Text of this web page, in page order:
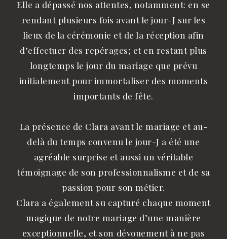
Elle a dépassé nos attentes, notamment: en se
rendant plusieurs fois avant le jour-J sur les
lieux de la cérémonie et de la réception afin
d’effectuer des repérages; et en restant plus
longtemps le jour du mariage que prévu
initialement pour immortaliser des moments
importants de fête.
La présence de Clara avant le mariage et au-
delà du temps convenu le jour-J a été une
agréable surprise et aussi un véritable
témoignage de son professionnalisme et de sa
passion pour son métier.
Clara a également su capturé chaque moment
magique de notre mariage d’une manière
exceptionnelle, et son dévouement à ne pas